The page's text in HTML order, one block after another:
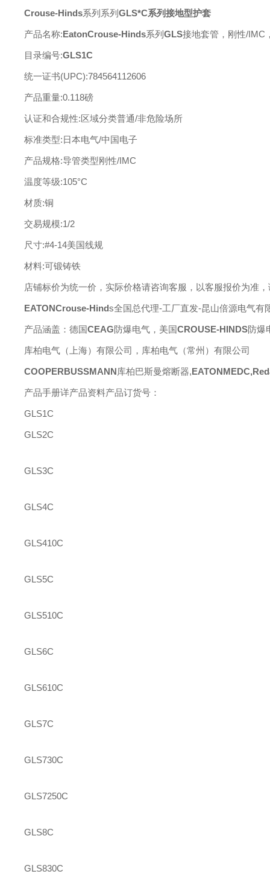
Crouse-Hinds系列系列 GLS*C系列接地型护套
产品名称:EatonCrouse-Hinds系列 GLS接地套管，刚性/IMC
目录编号:GLS1C
统一证书(UPC):784564112606
产品重量:0.118磅
认证和合规性:区域分类普通/非危险场所
标准类型:日本电气/中国电子
产品规格:导管类型刚性/IMC
温度等级:105°C
材质:铜
交易规模:1/2
尺寸:#4-14美国线规
材料:可锻铸铁
店铺标价为统一价，实际价格请咨询客服，以客服报价为准
EATONCrouse-Hinds全国总代理-工厂直发-昆山倍源电气有
产品涵盖：德国CEAG防爆电气，美国CROUSE-HINDS防爆
库柏电气（上海）有限公司，库柏电气（常州）有限公司
COOPERBUSSMANN库柏巴斯曼熔断器,
产品手册详产品资料产品订货号：
GLS1C
GLS2C
GLS3C
GLS4C
GLS410C
GLS5C
GLS510C
GLS6C
GLS610C
GLS7C
GLS730C
GLS7250C
GLS8C
GLS830C